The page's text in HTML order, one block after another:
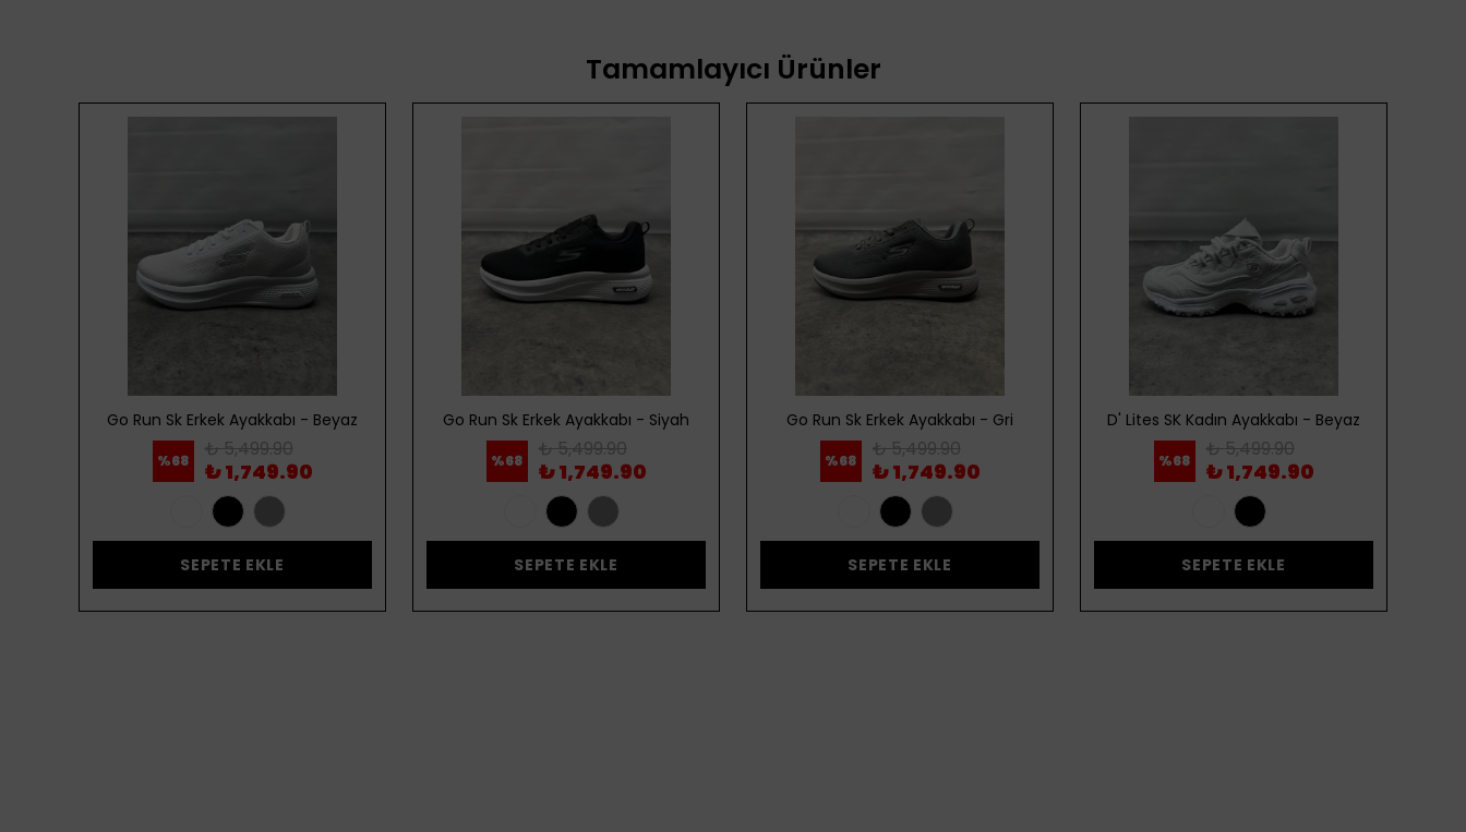
Tamamlayıcı Ürünler
Go Run Sk Erkek Ayakkabı - Beyaz
%68 ₺ 5,499.90
₺ 1,749.90
SEPETE EKLE
Go Run Sk Erkek Ayakkabı - Siyah
%68 ₺ 5,499.90
₺ 1,749.90
SEPETE EKLE
Go Run Sk Erkek Ayakkabı - Gri
%68 ₺ 5,499.90
₺ 1,749.90
SEPETE EKLE
D' Lites SK Kadın Ayakkabı - Beyaz
%68 ₺ 5,499.90
₺ 1,749.90
SEPETE EKLE